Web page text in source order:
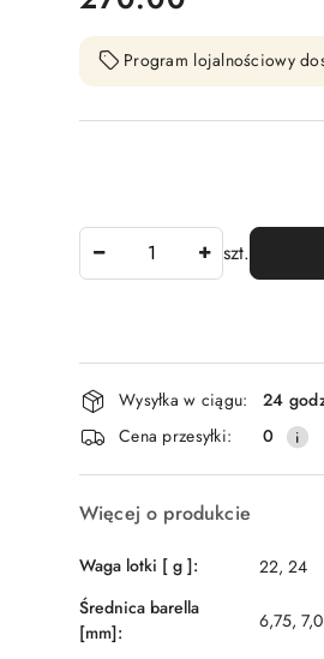
Program lojalnościowy
szt.
Dostępność
i
dostawa
Wysyłka w ciągu:
24
Cena przesyłki:
0
Więcej o produkcie
Waga lotki [ g ]:
22, 24
Średnica barella
[mm]:
6,75, 7,0